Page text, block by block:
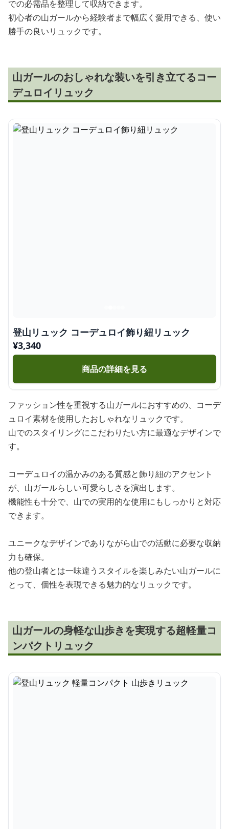
での必需品を整理して収納できます。
初心者の山ガールから経験者まで幅広く愛用できる、使い
勝手の良いリュックです。
山ガールのおしゃれな装いを引き立てるコー
デュロイリュック
登山リュック コーデュロイ飾り紐リュック
¥3,340
商品の詳細を見る
ファッション性を重視する山ガールにおすすめの、コーデ
ュロイ素材を使用したおしゃれなリュックです。
山でのスタイリングにこだわりたい方に最適なデザインで
す。
コーデュロイの温かみのある質感と飾り紐のアクセント
が、山ガールらしい可愛らしさを演出します。
機能性も十分で、山での実用的な使用にもしっかりと対応
できます。
ユニークなデザインでありながら山での活動に必要な収納
力も確保。
他の登山者とは一味違うスタイルを楽しみたい山ガールに
とって、個性を表現できる魅力的なリュックです。
山ガールの身軽な山歩きを実現する超軽量コ
ンパクトリュック